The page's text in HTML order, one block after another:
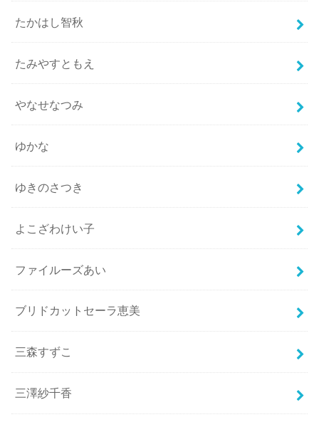
たかはし智秋
たみやすともえ
やなせなつみ
ゆかな
ゆきのさつき
よこざわけい子
ファイルーズあい
ブリドカットセーラ恵美
三森すずこ
三澤紗千香